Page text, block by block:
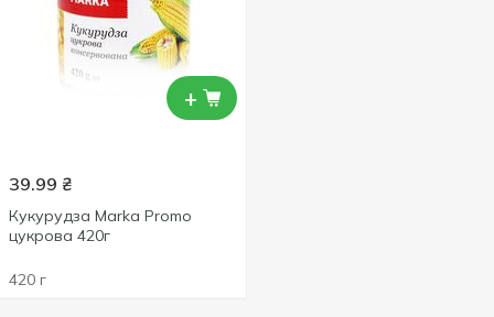
+
39.99 ₴
Кукурудза Marka Promo
цукрова 420г
420 г